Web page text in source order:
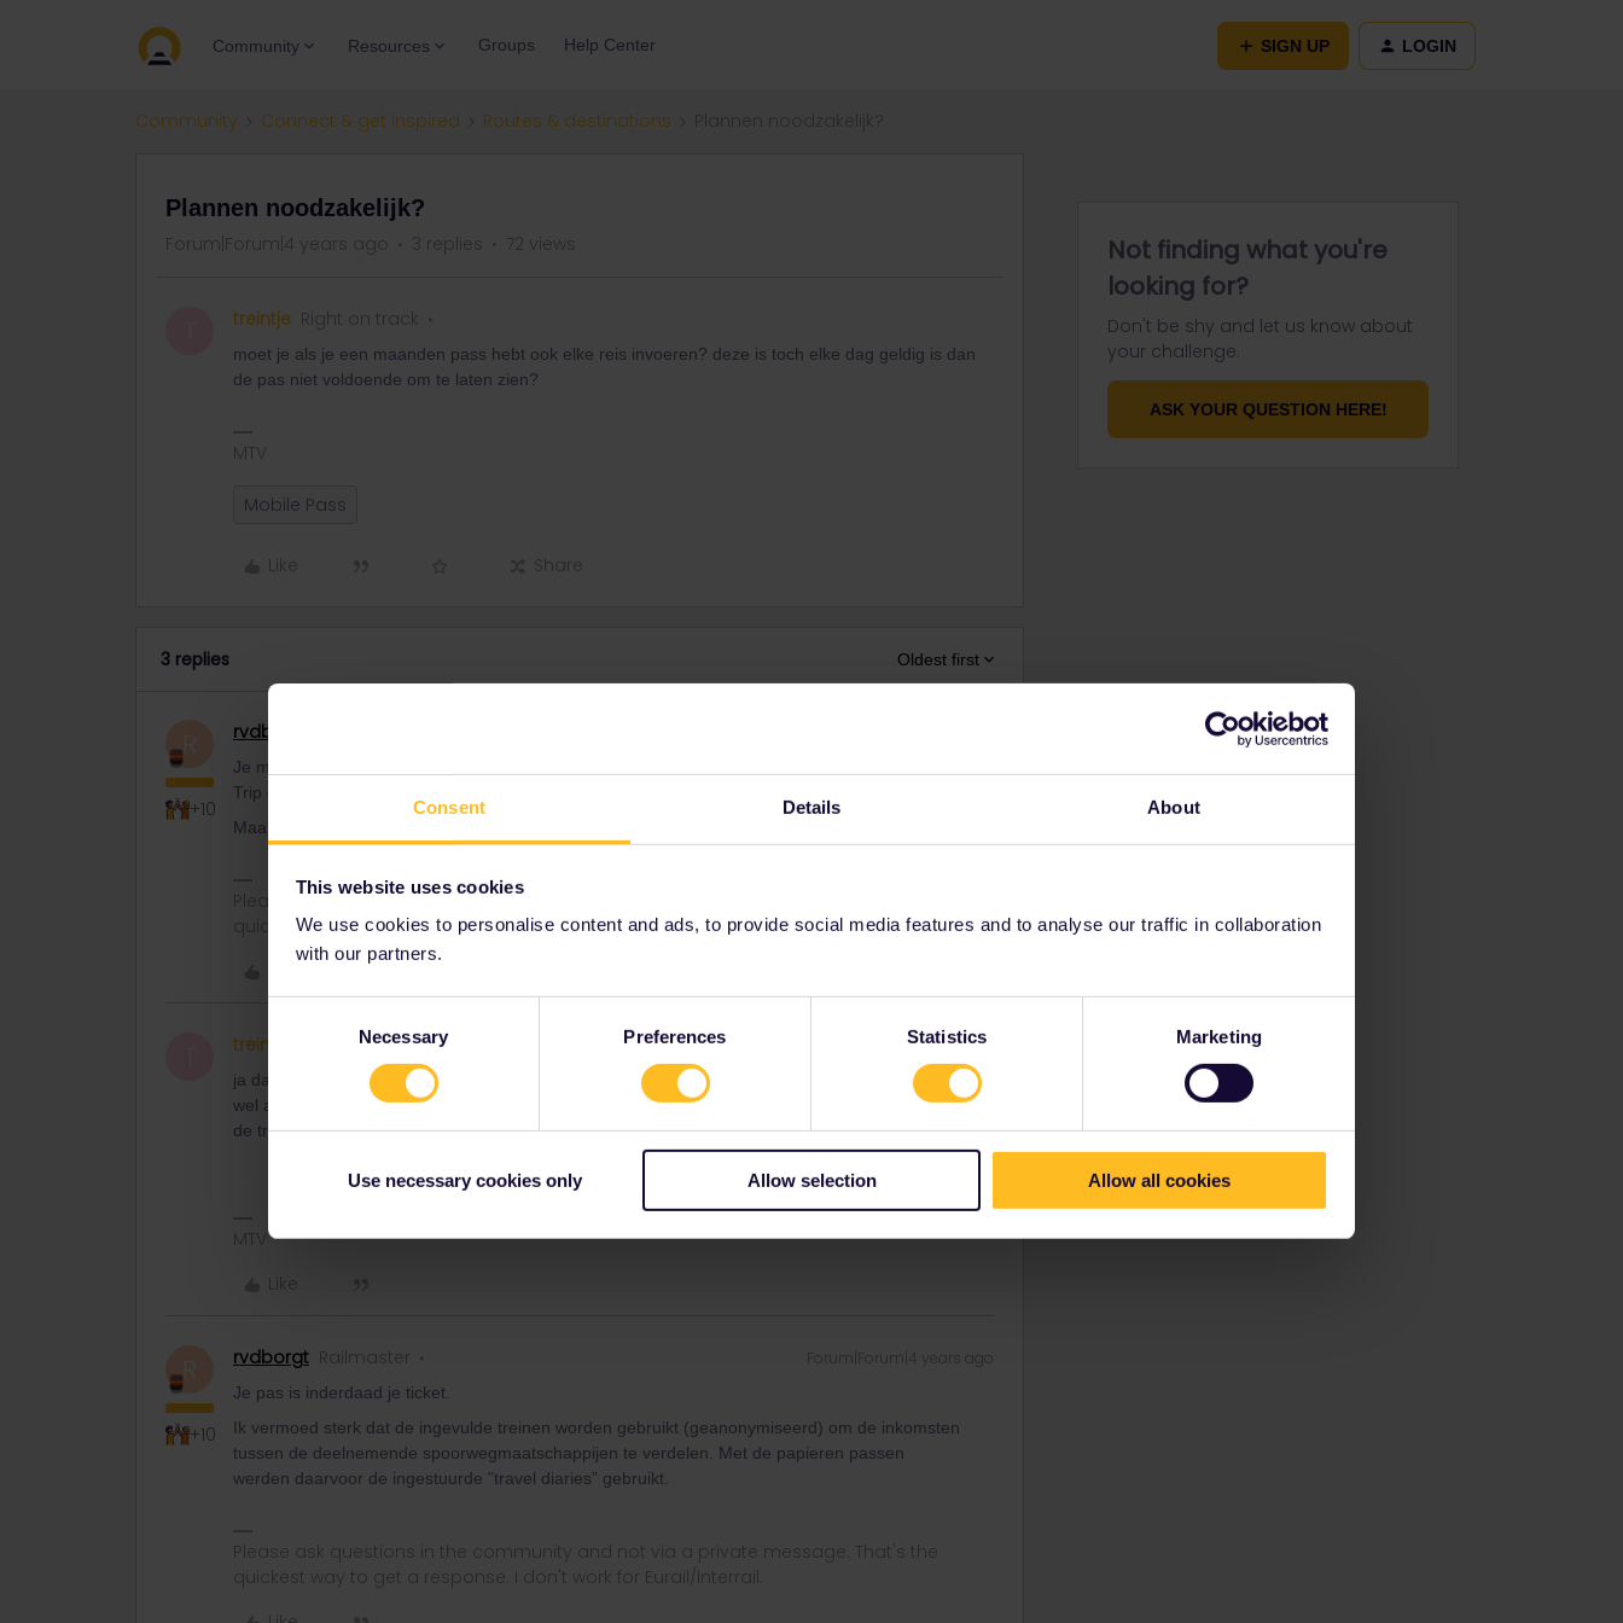
Consent Details About
This website uses cookies
We use cookies to personalise content and ads, to provide social media features and to analyse our traffic in collaboration
with our partners.
Selection
Necessary Preferences Statistics Marketing
Use necessary cookies only Allow selection Allow all cookies
Community Resources Groups Help Center SIGN UP LOGIN
Community Connect & get inspired Routes & destinations
Plannen noodzakelijk?
Forum|Forum|4 years ago 3 replies 72 views
treintje Right on track
moet je als je een maanden pass hebt ook elke reis invoeren? deze is toch elke dag geldig is dan
de pas niet voldoende om te laten zien?
MTV
Mobile Pass
Like Share
3 replies Oldest first
+10
rvdborgt
Je moet altijd de treinen die je neemt invullen in de travel diary (papieren pas) of toevoegen aan My
Trip en dan aan My Pass (mobiele pas). Bij een mobiele pas krijg je ook pas dan een QR-code.
Maar je hoeft het pas te doen voordat je in een trein stapt.
Please ask questions in the community and not via a private message. That's the
quickest way to get a response. I don't work for Eurail/Interrail.
treintje AUTHOR Right on track Forum|Forum|4 years ago
ja dat begrijp ik allemaal, maar ik zie de noodzaak niet zo als je 3 mnd vrij reizen heb door Europa,
wel als een een 5 of 8 daagse kaart hebt. Nu wordt ik gevolgd door Eurorail….omdat ik elke pas in
de trein moet noteren, mijn pas is toch ook een ticket?
MTV
Like
+10
rvdborgt Railmaster Forum|Forum|4 years ago
Je pas is inderdaad je ticket.
Ik vermoed sterk dat de ingevulde treinen worden gebruikt (geanonymiseerd) om de inkomsten
tussen de deelnemende spoorwegmaatschappijen te verdelen. Met de papieren passen
werden daarvoor de ingestuurde "travel diaries” gebruikt.
Please ask questions in the community and not via a private message. That's the
quickest way to get a response. I don't work for Eurail/Interrail.
Not finding what you're
looking for?
Don't be shy and let us know about
your challenge.
ASK YOUR QUESTION HERE!